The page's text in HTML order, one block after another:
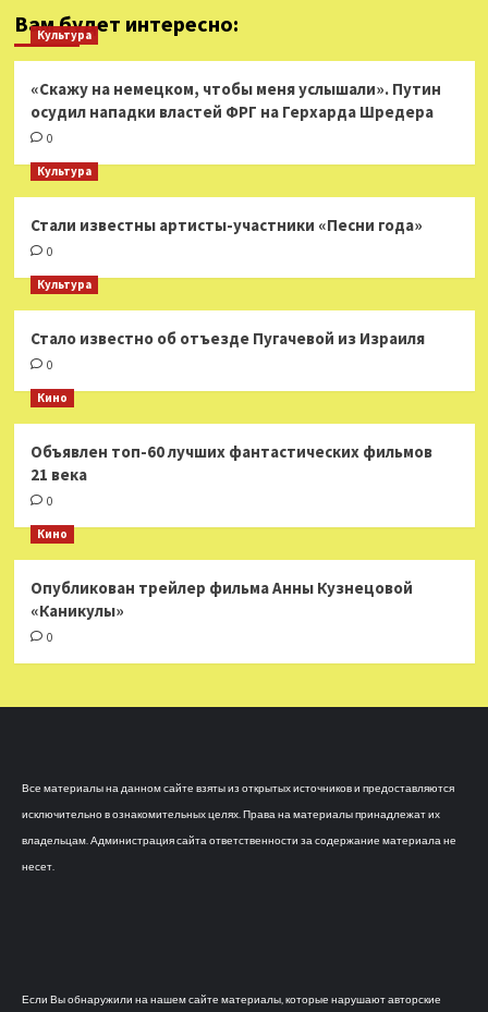
Вам будет интересно:
Культура
«Скажу на немецком, чтобы меня услышали». Путин
осудил нападки властей ФРГ на Герхарда Шредера
0
Культура
Стали известны артисты-участники «Песни года»
0
Культура
Стало известно об отъезде Пугачевой из Израиля
0
Кино
Объявлен топ-60 лучших фантастических фильмов
21 века
0
Кино
Опубликован трейлер фильма Анны Кузнецовой
«Каникулы»
0
Все материалы на данном сайте взяты из открытых источников и предоставляются
исключительно в ознакомительных целях. Права на материалы принадлежат их
владельцам. Администрация сайта ответственности за содержание материала не
несет.
Если Вы обнаружили на нашем сайте материалы, которые нарушают авторские